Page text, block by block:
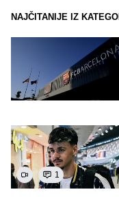
NAJČITANIJE IZ
1